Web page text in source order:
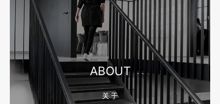
2026-08-04 17:55:09
宁波制造业网站建设公司怎么选？先看产品询盘字段
2026-08-02 17:58:44
ABOUT
关 于